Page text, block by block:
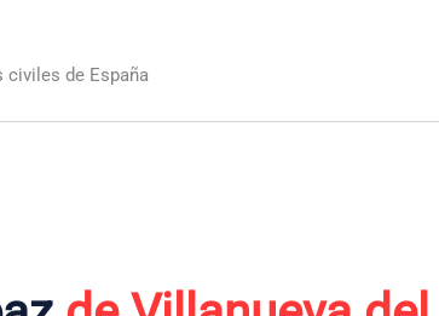
civiles de España